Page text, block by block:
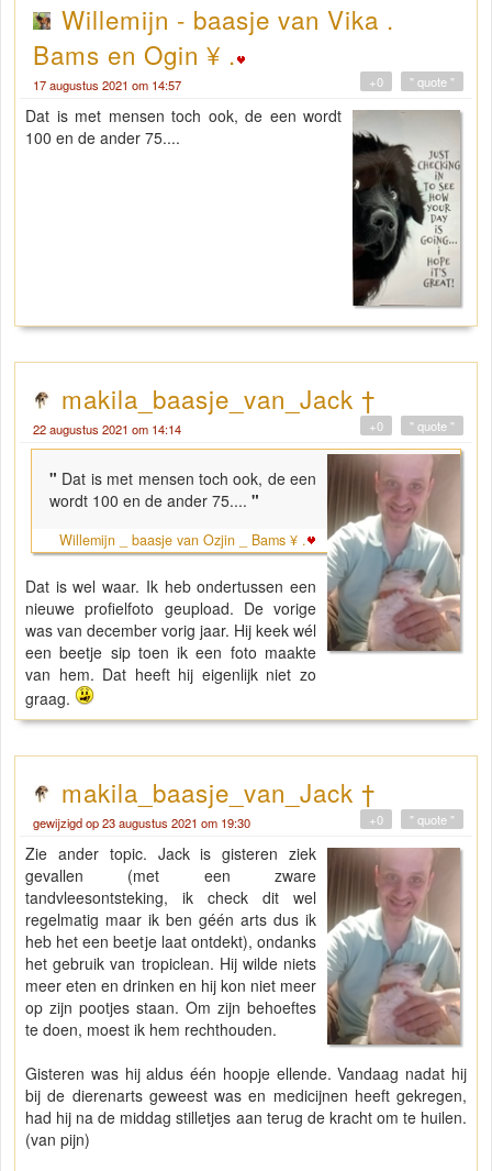
Willemijn - baasje van Vika .
Bams en Ogin ¥ .
17 augustus 2021 om 14:57 " quote "
+0
Dat is met mensen toch ook, de een wordt
100 en de ander 75....
makila_baasje_van_Jack †
22 augustus 2021 om 14:14 " quote "
+0
" Dat is met mensen toch ook, de een
wordt 100 en de ander 75.... "
Willemijn _ baasje van Ozjin _ Bams ¥ .
Dat is wel waar. Ik heb ondertussen een
nieuwe profielfoto geupload. De vorige
was van december vorig jaar. Hij keek wél
een beetje sip toen ik een foto maakte
van hem. Dat heeft hij eigenlijk niet zo
graag.
makila_baasje_van_Jack †
gewijzigd op 23 augustus 2021 om 19:30 " quote "
+0
Zie ander topic. Jack is gisteren ziek
gevallen (met een zware
tandvleesontsteking, ik check dit wel
regelmatig maar ik ben géén arts dus ik
heb het een beetje laat ontdekt), ondanks
het gebruik van tropiclean. Hij wilde niets
meer eten en drinken en hij kon niet meer
op zijn pootjes staan. Om zijn behoeftes
te doen, moest ik hem rechthouden.
Gisteren was hij aldus één hoopje ellende. Vandaag nadat hij
bij de dierenarts geweest was en medicijnen heeft gekregen,
had hij na de middag stilletjes aan terug de kracht om te huilen.
(van pijn)